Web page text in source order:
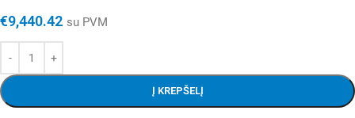
€9,440.42 su PVM
Į KREPŠELĮ